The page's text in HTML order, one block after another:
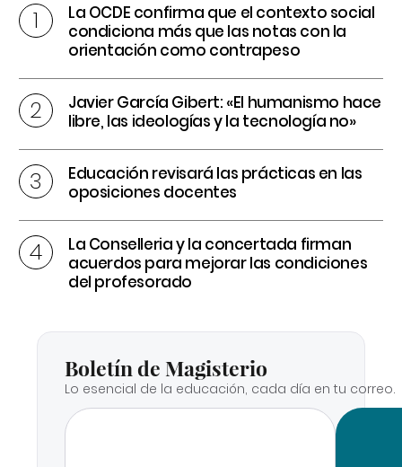
La OCDE confirma que el contexto social
condiciona más que las notas con la
orientación como contrapeso
Javier García Gibert: «El humanismo hace
libre, las ideologías y la tecnología no»
Educación revisará las prácticas en las
oposiciones docentes
La Conselleria y la concertada firman
acuerdos para mejorar las condiciones
del profesorado
Boletín de Magisterio
Lo esencial de la educación, cada día en tu correo.